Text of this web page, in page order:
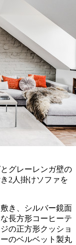
グレーレンガ壁の
2人掛けソファを
き、シルバー鏡面
長方形コーヒーテ
の正方形クッショ
のベルベット製丸